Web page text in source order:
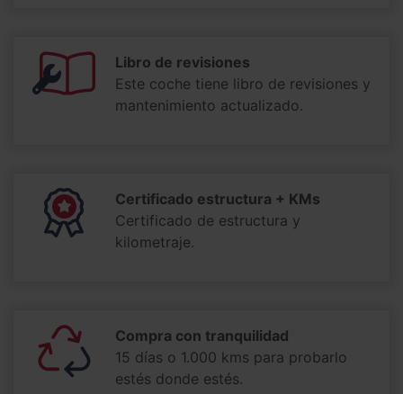
Libro de revisiones
Este coche tiene libro de revisiones y
mantenimiento actualizado.
Certificado estructura + KMs
Certificado de estructura y
kilometraje.
Compra con tranquilidad
15 días o 1.000 kms para probarlo
estés donde estés.